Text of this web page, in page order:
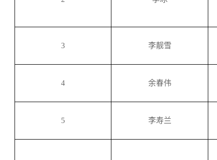
3 李靓雪
4 余春伟
5 李寿兰